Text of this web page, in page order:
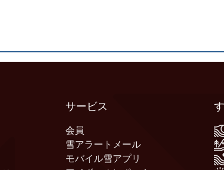
サービス
会員
雪アラートメール
モバイル雪アプリ